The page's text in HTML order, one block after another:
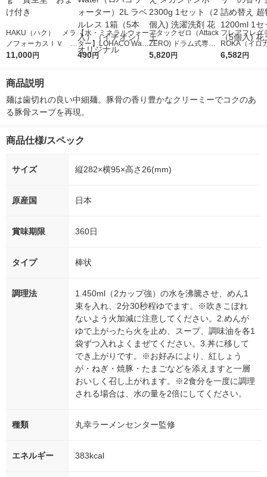
HAKU（ハク） メラ
ノフォーカスＩＶ 4
5ｇ 資生堂 おまけ
11,000円
【水・ミネラルウォー
ター】LOHACO Wate
r（ロハコウォータ
490円
アタックゼロ（Attack
ZERO) ドラム式専用
詰め替え メガジャン
5,820円
フレアフレグ
ROKA（イロ
イキッドリリ
6,582円
商品説明
麺は歯切れの良い中細麺。豚骨の香り豊かなクリーミーでコクのあ
る豚骨スープを再現。
商品仕様/スペック
サイズ 縦282×横95×高さ26(mm)
原産国 日本
賞味期限 360日
タイプ 棒状
調理法
1.450ml（2カップ強）の水を沸騰させ、めん1
束を入れ、2分30秒程ゆでます。※吹きこぼれ
ないよう火加減に注意してください。2.めんが
ゆで上がったら火を止め、スープ、調味油を各1
袋ずつ入れよくまぜてください。3.丼に移して
でき上がりです。※お好みにより、紅しょう
が・ねぎ・焼豚・たまごなどを添えますと一層
おいしく召し上がれます。※2食分を一度に調理
される場合は、水の量を2倍にしてください。
種類 丸幸ラーメンセンター監修
エネルギー 383kcal